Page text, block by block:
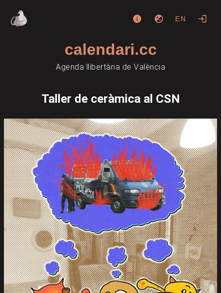
EN
calendari.cc
Agenda llibertària de València
Taller de ceràmica al CSN